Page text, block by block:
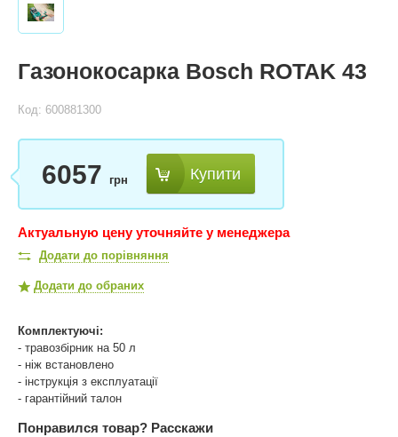
Газонокосарка Bosch ROTAK 43
Код: 600881300
6057 грн Купити
Актуальную цену уточняйте у менеджера
Додати до порівняння
Додати до обраних
Комплектуючі:
- травозбірник на 50 л
- ніж встановлено
- інструкція з експлуатації
- гарантійний талон
Понравился товар? Расскажи